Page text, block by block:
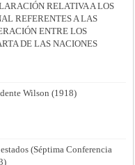
RELATIVA A LOS
REFERENTES A LAS
ENTRE LOS
DE LAS NACIONES
Wilson (1918)
(Séptima Conferencia